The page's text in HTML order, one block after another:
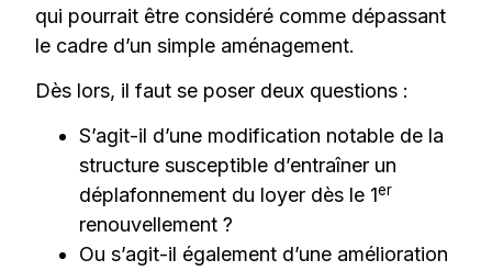
qui pourrait être considéré comme dépassant
le cadre d’un simple aménagement.
Dès lors, il faut se poser deux questions :
S’agit-il d’une modification notable de la
structure susceptible d’entraîner un
déplafonnement du loyer dès le 1er
renouvellement ?
Ou s’agit-il également d’une amélioration